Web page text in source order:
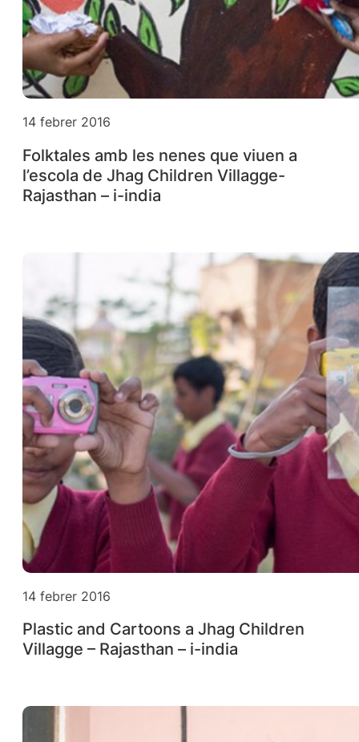
14 febrer 2016
Folktales amb les nenes que viuen a
l’escola de Jhag Children Villagge-
Rajasthan – i-india
14 febrer 2016
Plastic and Cartoons a Jhag Children
Villagge – Rajasthan – i-india